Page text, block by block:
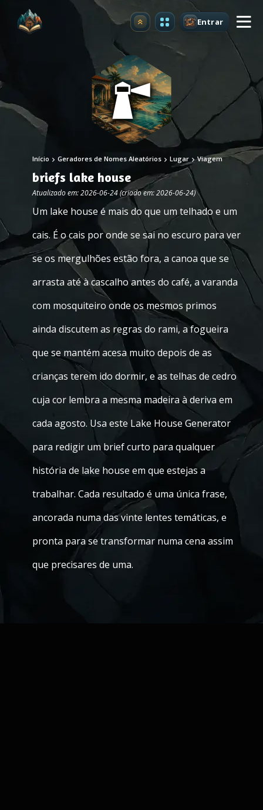
Atualizar Entrar
Início Geradores de Nomes Aleatórios Lugar Viagem
briefs lake house
Atualizado em: 2026-06-24 (criado em: 2026-06-24)
Um lake house é mais do que um telhado e um
cais. É o cais por onde se sai no escuro para ver
se os mergulhões estão fora, a canoa que se
arrasta até à cascalho antes do café, a varanda
com mosquiteiro onde os mesmos primos
ainda discutem as regras do rami, a fogueira
que se mantém acesa muito depois de as
crianças terem ido dormir, e as telhas de cedro
cuja cor lembra a mesma madeira à deriva em
cada agosto. Usa este Lake House Generator
para redigir um brief curto para qualquer
história de lake house em que estejas a
trabalhar. Cada resultado é uma única frase,
ancorada numa das vinte lentes temáticas, e
pronta para se transformar numa cena assim
que precisares de uma.